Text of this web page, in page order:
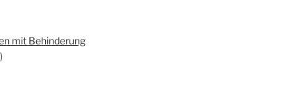
mit Behin­de­rung